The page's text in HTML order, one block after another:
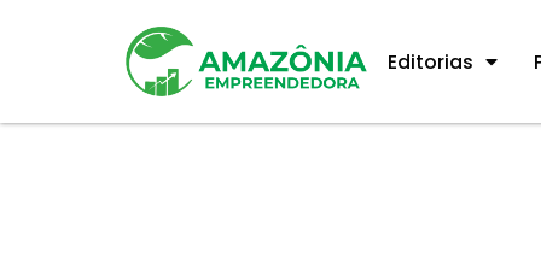
Editorias